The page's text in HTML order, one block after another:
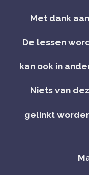
Met dank
De lessen
kan ook in
Niets van
gelinkt